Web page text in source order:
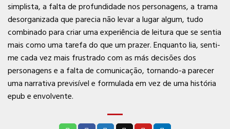
simplista, a falta de profundidade nos personagens, a trama
desorganizada que parecia não levar a lugar algum, tudo
combinado para criar uma experiência de leitura que se sentia
mais como uma tarefa do que um prazer. Enquanto lia, senti-
me cada vez mais frustrado com as más decisões dos
personagens e a falta de comunicação, tornando-a parecer
uma narrativa previsível e formulada em vez de uma história
epub e envolvente.